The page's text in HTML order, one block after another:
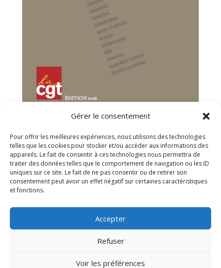
Gérer le consentement
Pour offrir les meilleures expériences, nous utilisons des technologies
telles que les cookies pour stocker et/ou accéder aux informations des
appareils. Le fait de consentir à ces technologies nous permettra de
traiter des données telles que le comportement de navigation ou les ID
uniques sur ce site. Le fait de ne pas consentir ou de retirer son
consentement peut avoir un effet négatif sur certaines caractéristiques
et fonctions.
Accepter
Refuser
Voir les préférences
Accueil A propos Actualités
Services
Adhésion
Contact